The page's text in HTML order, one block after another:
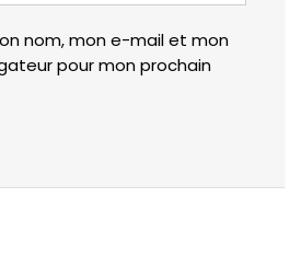
nom, mon e-mail et mon
pour mon prochain